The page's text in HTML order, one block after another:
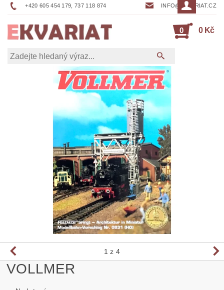
+420 605 454 179, 737 118 874 INFO@EKVARIAT.CZ
0 0 Kč
1 z 4
VOLLMER